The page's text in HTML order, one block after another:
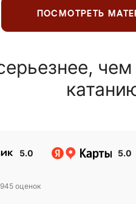
ПОСМОТРЕТЬ
5.0 5.0
945 оценок